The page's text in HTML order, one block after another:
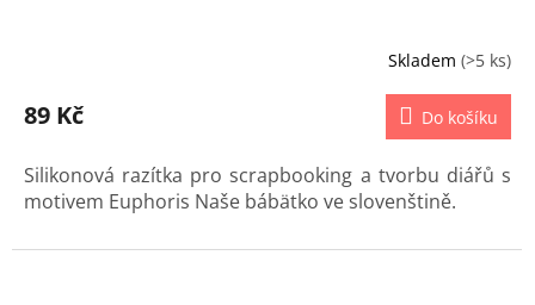
Skladem (>5 ks)
89 Kč Do košíku
Silikonová razítka pro scrapbooking a tvorbu diářů s
motivem Euphoris Naše bábätko ve slovenštině.